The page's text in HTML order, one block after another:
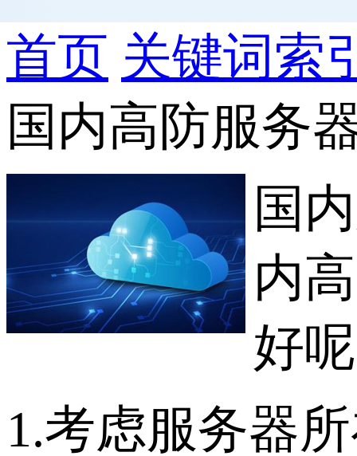
首页 关键词索
国内高防服务
国
内
好
1.考虑服务器